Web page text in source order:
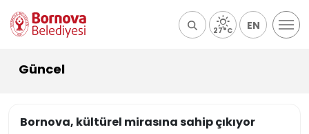
27°C EN
Güncel
Bornova, kültürel mirasına sahip çıkıyor